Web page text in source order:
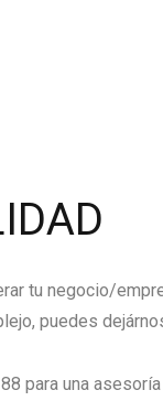
tu negocio/
puedes
para una